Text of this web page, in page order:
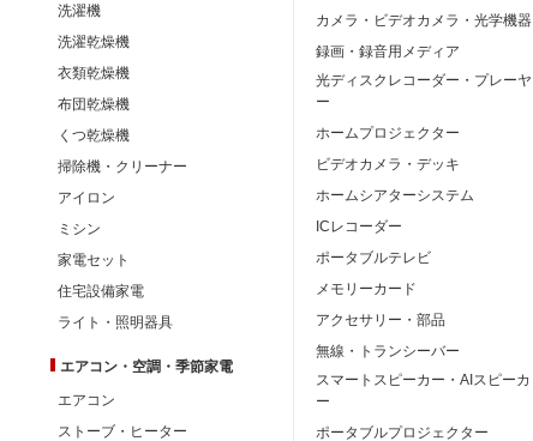
洗濯機
洗濯乾燥機
衣類乾燥機
布団乾燥機
くつ乾燥機
掃除機・クリーナー
アイロン
ミシン
家電セット
住宅設備家電
ライト・照明器具
エアコン・空調・季節家電
エアコン
ストーブ・ヒーター
カメラ・ビデオカメラ・光学機器
録画・録音用メディア
光ディスクレコーダー・プレーヤ
ー
ホームプロジェクター
ビデオカメラ・デッキ
ホームシアターシステム
ICレコーダー
ポータブルテレビ
メモリーカード
アクセサリー・部品
無線・トランシーバー
スマートスピーカー・AIスピーカ
ー
ポータブルプロジェクター